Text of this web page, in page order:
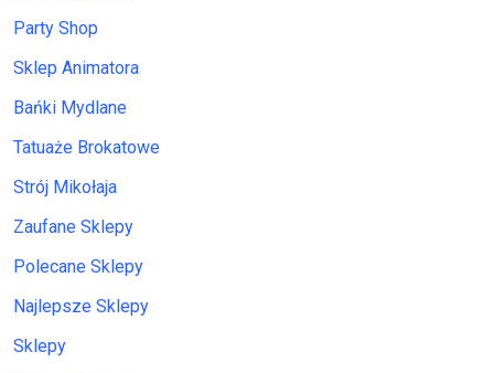
Party Shop
Sklep Animatora
Bańki Mydlane
Tatuaże Brokatowe
Strój Mikołaja
Zaufane Sklepy
Polecane Sklepy
Najlepsze Sklepy
Sklepy